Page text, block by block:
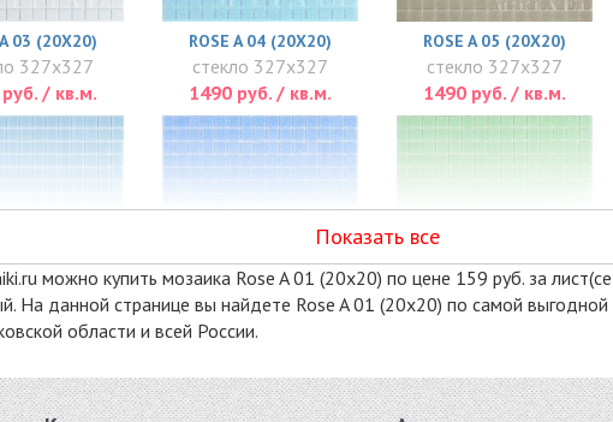
03 (20X20)
327x327
/ кв.м.
ROSE A 04 (20X20)
стекло 327x327
1490 руб. / кв.м.
ROSE A 05 (20X20)
стекло 327x327
1490 руб. / кв.м.
121 (20X20)
/ кв.м.
ROSE A 17 (20X20)
1490 руб. / кв.м.
1490 руб. / кв.м.
Показать все
можно купить мозаика Rose A 01 (20x20) по цене 159 руб. за
На данной странице вы найдете Rose A 01 (20x20) по самой
области и всей России.